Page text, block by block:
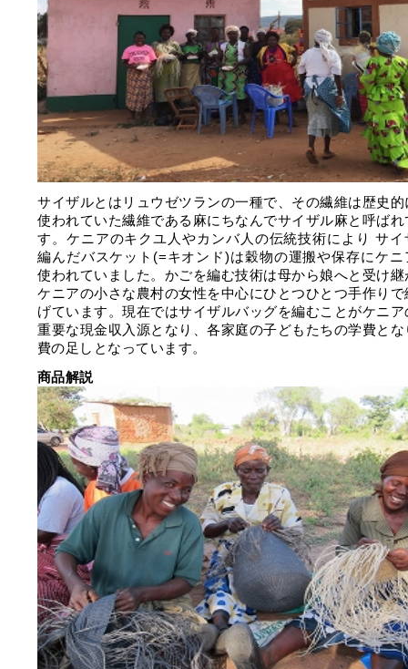
サイザルとはリュウゼツランの一種で、その繊維は歴史
使われていた繊維である麻にちなんでサイザル麻と呼ば
す。ケニアのキクユ人やカンバ人の伝統技術により サイ
編んだバスケット(=キオンド)は穀物の運搬や保存にケニ
使われていました。かごを編む技術は母から娘へと受け
ケニアの小さな農村の女性を中心にひとつひとつ手作り
げています。現在ではサイザルバッグを編むことがケニ
重要な現金収入源となり、各家庭の子どもたちの学費と
費の足しとなっています。
商品解説